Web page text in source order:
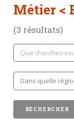
Métier <
(3 résultats)